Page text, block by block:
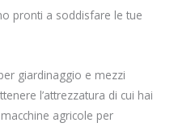
pronti a soddisfare le tue
giardinaggio e mezzi
l’attrezzatura di cui hai
agricole per